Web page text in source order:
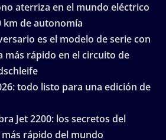
aterriza en el mundo eléctrico
km de autonomía
es el modelo de serie con
más rápido en el circuito de
todo listo para una edición de
Jet 2200: los secretos del
rápido del mundo